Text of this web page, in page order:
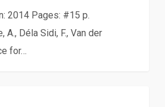
2014 Pages: #15 p.
A., Déla Sidi, F., Van der
for…